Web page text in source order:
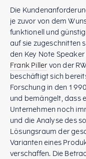
Die
je zuvor von dem
funktionell und
auf sie zugeschnitten
den Key Note
Frank Pillervon der
beschäftigt sich
Forschung in den
und bemängelt, dass
Unternehmen noch
und die Analyse des
Lösungsraum der
Varianten eines
verschaffen. Die